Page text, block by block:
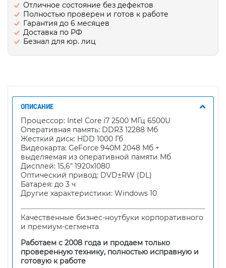
Отличное состояние без дефектов
Полностью проверен и готов к работе
Гарантия до 6 месяцев
Доставка по РФ
Безнал для юр. лиц
ОПИСАНИЕ
Процессор: Intel Core i7 2500 МГц 6500U
Оперативная память: DDR3 12288 Мб
Жесткий диск: HDD 1000 Гб
Видеокарта: GeForce 940M 2048 Мб +
выделяемая из оперативной памяти Мб
Дисплей: 15,6" 1920x1080
Оптический привод: DVD±RW (DL)
Батарея: до 3 ч
Другие характеристики: Windows 10
Качественные бизнес-ноутбуки корпоративного
и премиум-сегмента
Работаем с 2008 года и продаем только
проверенную технику, полностью исправную и
готовую к работе